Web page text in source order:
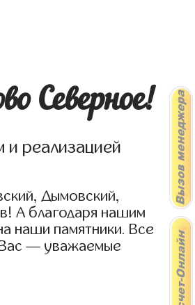
Северное!
реализацией
Дымовский,
А благодаря нашим
наши памятники. Все
Вас — уважаемые